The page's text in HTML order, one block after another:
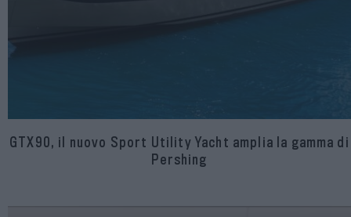
GTX90, il nuovo Sport Utility Yacht amplia la gamma di
Pershing